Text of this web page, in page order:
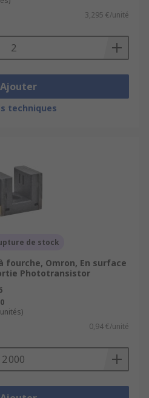
3,295 €/unité
Ajouter
techniques
de stock
fourche, Omron, En surface
Phototransistor
0,94 €/unité